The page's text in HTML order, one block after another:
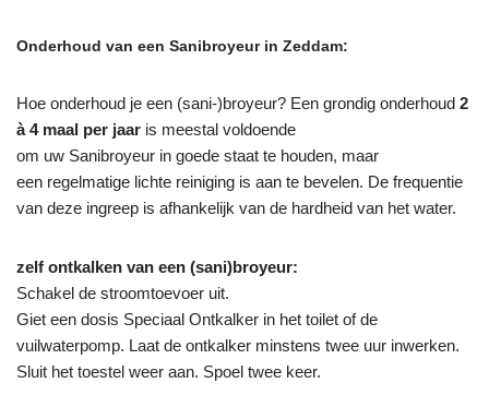
Onderhoud van een Sanibroyeur in Zeddam:
Hoe onderhoud je een (sani-)broyeur? Een grondig onderhoud 2
à 4 maal per jaar is meestal voldoende
om uw Sanibroyeur in goede staat te houden, maar
een regelmatige lichte reiniging is aan te bevelen. De frequentie
van deze ingreep is afhankelijk van de hardheid van het water.
zelf ontkalken van een (sani)broyeur:
Schakel de stroomtoevoer uit.
Giet een dosis Speciaal Ontkalker in het toilet of de
vuilwaterpomp. Laat de ontkalker minstens twee uur inwerken.
Sluit het toestel weer aan. Spoel twee keer.